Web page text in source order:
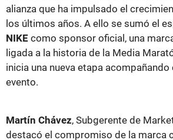
alianza que ha impulsado el
los últimos años. A ello se sumó el
NIKE como sponsor oficial, una
ligada a la historia de la Media
inicia una nueva etapa
evento.
Martín Chávez, Subgerente de
destacó el compromiso de la marca